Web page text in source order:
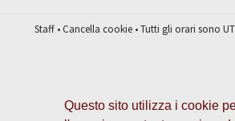
Questo sito utilizza i cookie
Staff•Cancella cookie• Tutti gli orari sono